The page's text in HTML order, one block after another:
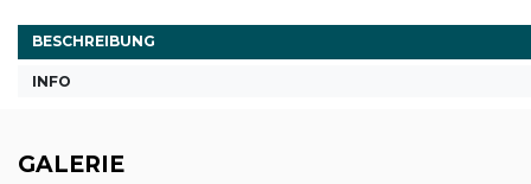
BESCHREIBUNG
INFO
GALERIE